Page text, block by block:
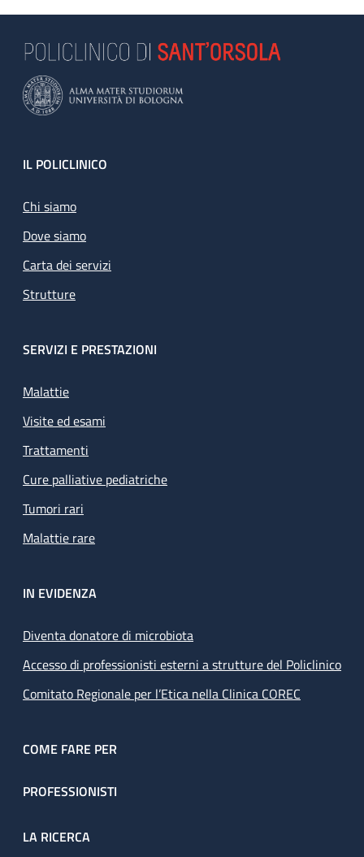
Footer
IL POLICLINICO
Chi siamo
Dove siamo
Carta dei servizi
Strutture
SERVIZI E PRESTAZIONI
Malattie
Visite ed esami
Trattamenti
Cure palliative pediatriche
Tumori rari
Malattie rare
IN EVIDENZA
Diventa donatore di microbiota
Accesso di professionisti esterni a strutture del Policlinico
Comitato Regionale per l’Etica nella Clinica COREC
COME FARE PER
PROFESSIONISTI
LA RICERCA